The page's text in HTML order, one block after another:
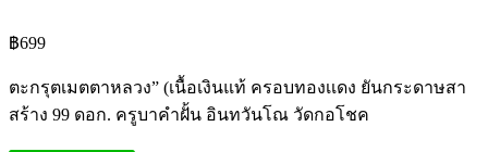
฿699
ตะกรุตเมตตาหลวง” (เนื้อเงินแท้ ครอบทองเเดง ยันกระดาษสา
สร้าง 99 ดอก. ครูบาคำฝั้น อินทวันโณ วัดกอโชค